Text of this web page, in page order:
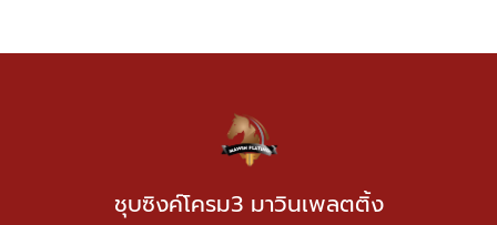
ชุบซิงค์โครม3 มาวินเพลตติ้ง